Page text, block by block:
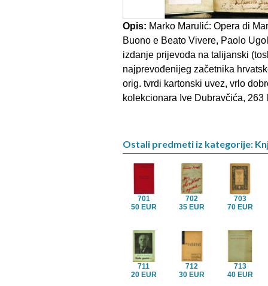
Opis: Marko Marulić: Opera di
Buono e Beato Vivere, Paolo
izdanje prijevoda na talijanski
najprevođenijeg začetnika
orig. tvrdi kartonski uvez, vrlo
kolekcionara Ive Dubravčića, 263
Ostali predmeti iz kategorije:
701
50 EUR
702
35 EUR
703
70 EUR
711
20 EUR
712
30 EUR
713
40 EUR